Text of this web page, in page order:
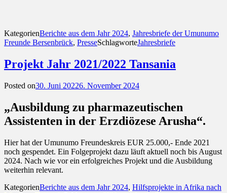
KategorienBerichte aus dem Jahr 2024, Jahresbriefe der Umunumo
Freunde Bersenbrück, PresseSchlagworteJahresbriefe
Projekt Jahr 2021/2022 Tansania
Posted on30. Juni 20226. November 2024
„Ausbildung zu pharmazeutischen
Assistenten in der Erzdiözese Arusha“.
Hier hat der Umunumo Freundeskreis EUR 25.000,- Ende 2021
noch gespendet. Ein Folgeprojekt dazu läuft aktuell noch bis August
2024. Nach wie vor ein erfolgreiches Projekt und die Ausbildung
weiterhin relevant.
KategorienBerichte aus dem Jahr 2024, Hilfsprojekte in Afrika nach